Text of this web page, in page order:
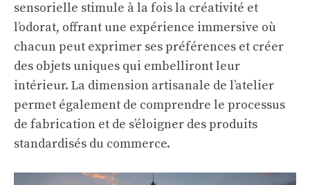
sensorielle stimule à la fois la créativité et
l’odorat, offrant une expérience immersive où
chacun peut exprimer ses préférences et créer
des objets uniques qui embelliront leur
intérieur. La dimension artisanale de l’atelier
permet également de comprendre le processus
de fabrication et de s’éloigner des produits
standardisés du commerce.